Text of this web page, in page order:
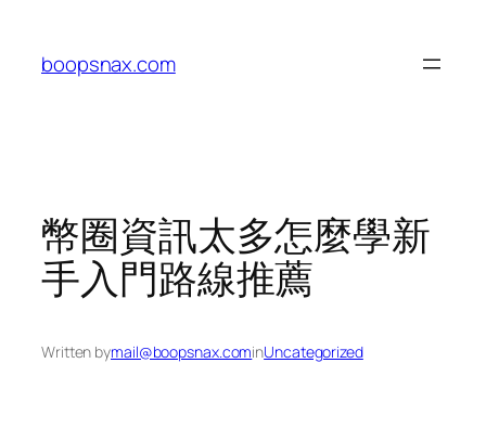
content
boopsnax.com
幣圈資訊太多怎麼學新
手入門路線推薦
Written bymail@boopsnax.cominUncategorized